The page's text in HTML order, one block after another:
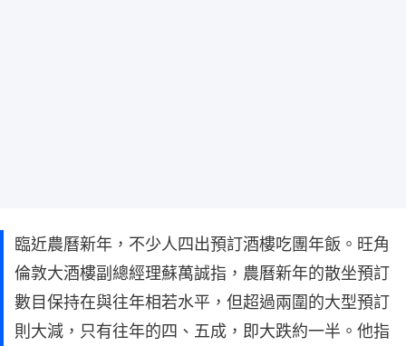
臨近農曆新年，不少人四出預訂酒樓吃團年飯。旺角
倫敦大酒樓副總經理蘇萬誠指，農曆新年的散坐預訂
數目保持在與往年相若水平，但超過兩圍的大型預訂
則大減，只有往年的四、五成，即大跌約一半。他指